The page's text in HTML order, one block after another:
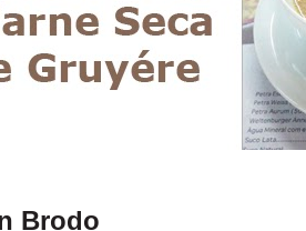
Brodo